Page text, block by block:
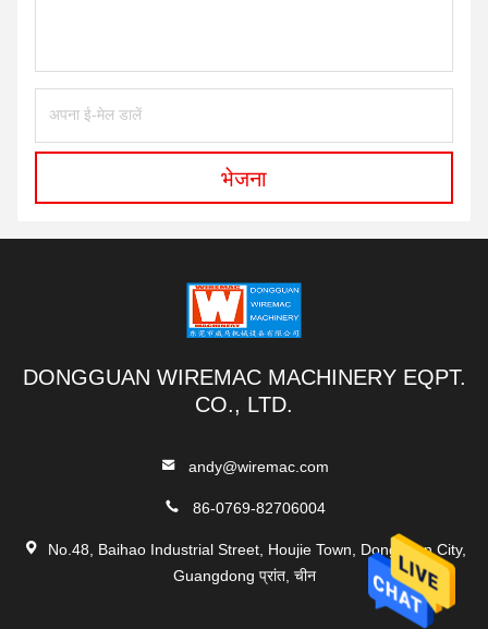
भेजना
DONGGUAN WIREMAC MACHINERY EQPT.
CO., LTD.
andy@wiremac.com
86-0769-82706004
No.48, Baihao Industrial Street, Houjie Town, Dongguan City,
Guangdong प्रांत, चीन